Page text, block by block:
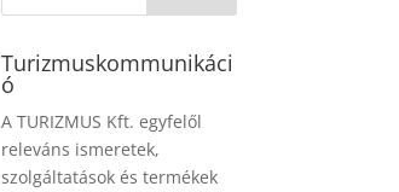
Turizmuskommunikáci
ó
A TURIZMUS Kft. egyfelől
releváns ismeretek,
szolgáltatások és termékek